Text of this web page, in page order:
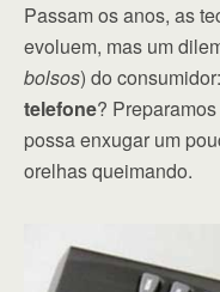
Passam os anos, as
evoluem, mas um
bolsos) do
telefone?
possa enxugar um
orelhas queimando.